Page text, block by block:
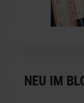
NEU IM